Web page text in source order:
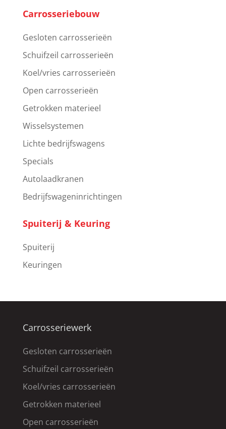
Carrosseriebouw
Gesloten carrosserieën
Schuifzeil carrosserieën
Koel/vries carrosserieën
Open carrosserieën
Getrokken materieel
Wisselsystemen
Lichte bedrijfswagens
Specials
Autolaadkranen
Bedrijfswageninrichtingen
Spuiterij & Keuring
Spuiterij
Keuringen
Carrosseriewerk
Gesloten carrosserieën
Schuifzeil carrosserieën
Koel/vries carrosserieën
Getrokken materieel
Open carrosserieën